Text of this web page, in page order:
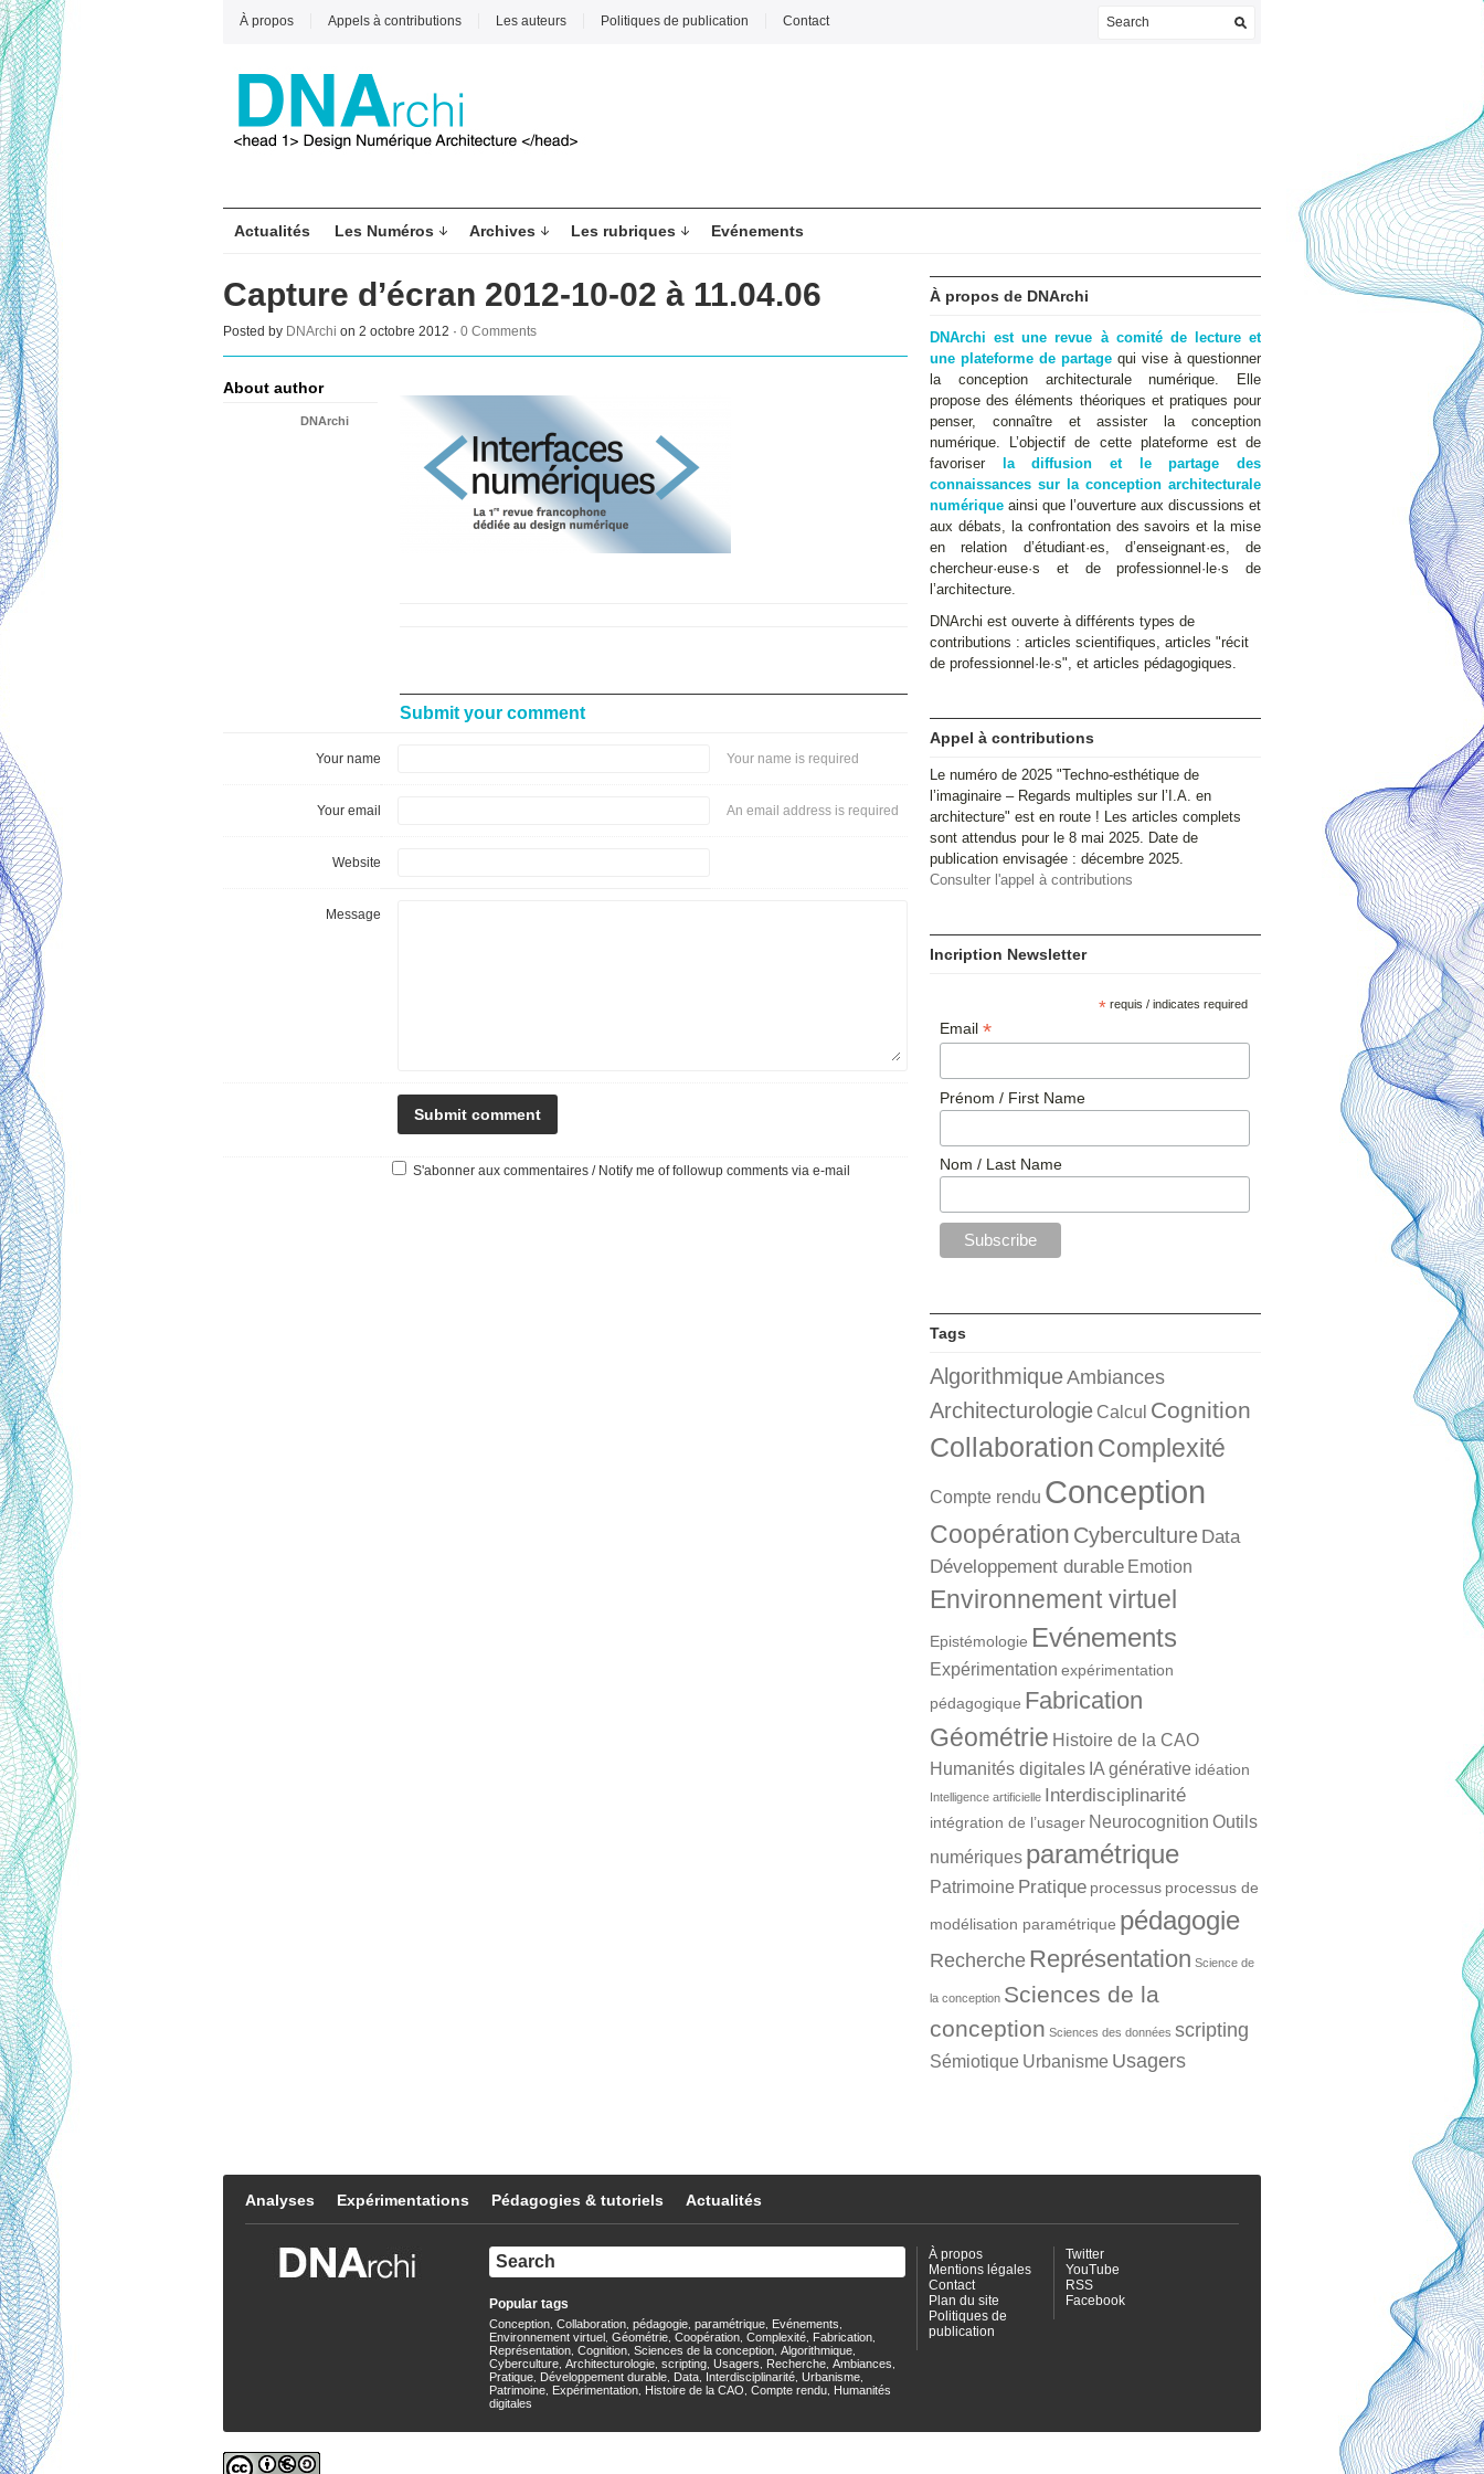
À propos Appels à contributions Les auteurs Politiques de publication Contact
Actualités Les Numéros Archives Les rubriques Evénements
Capture d’écran 2012-10-02 à 11.04.06
Posted by DNArchi on 2 octobre 2012 · 0 Comments
About author
DNArchi
Submit your comment
Your name Your name is required
Your email An email address is required
Website
Message
S'abonner aux commentaires / Notify me of followup comments via e-mail
À propos de DNArchi
DNArchi est une revue à comité de lecture et
une plateforme de partage qui vise à questionner
la conception architecturale numérique. Elle
propose des éléments théoriques et pratiques pour
penser, connaître et assister la conception
numérique. L’objectif de cette plateforme est de
favoriser
la diffusion et le partage des
connaissances sur la conception architecturale
numérique ainsi que l’ouverture aux discussions et
aux débats, la confrontation des savoirs et la mise
en relation d’étudiant·es, d’enseignant·es, de
chercheur·euse·s et de professionnel·le·s de
l’architecture.
DNArchi est ouverte à différents types de
contributions : articles scientifiques, articles "récit
de professionnel·le·s", et articles pédagogiques.
Appel à contributions
Le numéro de 2025 "Techno-esthétique de
l’imaginaire – Regards multiples sur l’I.A. en
architecture" est en route ! Les articles complets
sont attendus pour le 8 mai 2025. Date de
publication envisagée : décembre 2025.
Consulter l'appel à contributions
Incription Newsletter
* requis / indicates required
Email *
Prénom / First Name
Nom / Last Name
Tags
AlgorithmiqueAmbiances
Architecturologie Calcul Cognition
CollaborationComplexité
Compte rendu Conception
Coopération Cyberculture Data
Développement durable Emotion
Environnement virtuel
Epistémologie Evénements
Expérimentation expérimentation
pédagogique Fabrication
Géométrie Histoire de la CAO
Humanités digitales IA générative idéation
Intelligence artificielle Interdisciplinarité
intégration de l’usager Neurocognition Outils
numériques paramétrique
Patrimoine Pratique processus processus de
modélisation paramétrique pédagogie
RechercheReprésentation Science de
la conception Sciences de la
conception Sciences des données scripting
Sémiotique Urbanisme Usagers
Analyses Expérimentations Pédagogies & tutoriels Actualités
Popular tags
Conception Collaboration pédagogie paramétrique Evénements
Environnement virtuel Géométrie Coopération Complexité Fabrication
Représentation Cognition Sciences de la conception Algorithmique
Cyberculture Architecturologie scripting Usagers Recherche Ambiances
Pratique Développement durable Data Interdisciplinarité Urbanisme
Patrimoine Expérimentation Histoire de la CAO Compte rendu Humanités
digitales
À propos
Mentions légales
Contact
Plan du site
Politiques de
publication
Twitter
YouTube
RSS
Facebook